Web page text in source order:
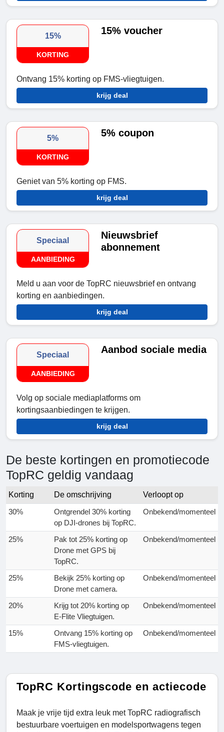
15%
KORTING
15% voucher
Ontvang 15% korting op FMS-vliegtuigen.
krijg deal
5%
KORTING
5% coupon
Geniet van 5% korting op FMS.
krijg deal
Speciaal
AANBIEDING
Nieuwsbrief
abonnement
Meld u aan voor de TopRC nieuwsbrief en ontvang
korting en aanbiedingen.
krijg deal
Speciaal
AANBIEDING
Aanbod sociale media
Volg op sociale mediaplatforms om
kortingsaanbiedingen te krijgen.
krijg deal
De beste kortingen en promotiecode
TopRC geldig vandaag
Korting De omschrijving
Verloopt op
30%
Ontgrendel 30% korting
op DJI-drones bij TopRC.
Onbekend/momenteel
25%
Pak tot 25% korting op
Drone met GPS bij
TopRC.
Onbekend/momenteel
25%
Bekijk 25% korting op
Drone met camera.
Onbekend/momenteel
20%
Krijg tot 20% korting op
E-Flite Vliegtuigen.
Onbekend/momenteel
15%
Ontvang 15% korting op
FMS-vliegtuigen.
Onbekend/momenteel
TopRC Kortingscode en actiecode
Maak je vrije tijd extra leuk met TopRC radiografisch
bestuurbare voertuigen en modelsportwagens tegen